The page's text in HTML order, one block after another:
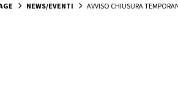
NEWS/EVENTI AVVISO CHIUSURA